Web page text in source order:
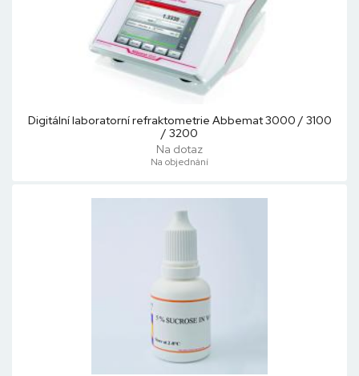
Digitální laboratorní refraktometrie Abbemat 3000 / 3100
/ 3200
Na dotaz
Na objednání